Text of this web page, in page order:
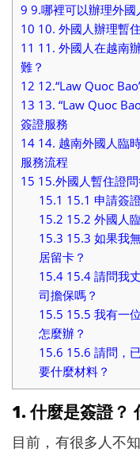
9 9.哪裡可以辦理外國
10 10. 外國人辦理暫
11 11. 外國人在越南
難？
12 12.“Law Quoc
13 13. “Law Quoc
簽證服務
14 14. 越南外國人臨
服務流程
15 15.外國人暫住證
15.1 15.1 申請簽
15.2 15.2 外國人
15.3 15.3 如果我
居留卡？
15.415.4 請問我
司擔保嗎？
15.5 15.5 我有一
怎麼辦？
15.6 15.6 請問，
要什麼材料？
1. 什麼是簽證？
目前，有很多人不